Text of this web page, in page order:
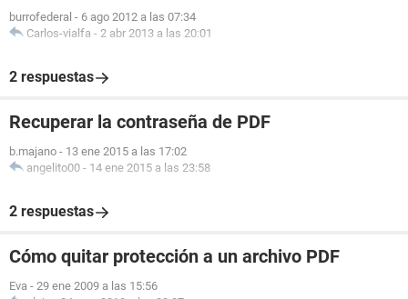
burrofederal - 6 ago 2012 a las 07:34
Carlos-vialfa - 2 abr 2013 a las 20:01
2 respuestas
Recuperar la contraseña de PDF
b.majano - 13 ene 2015 a las 17:02
angelito00 - 14 ene 2015 a las 23:58
2 respuestas
Cómo quitar protección a un archivo PDF
Eva - 29 ene 2009 a las 15:56